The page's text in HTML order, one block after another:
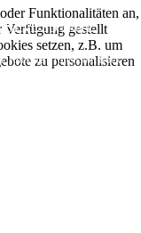
| Rock
Rock als Profession. Rock
Feeling, raue Töne,
eine eigene Note. Vier
Funktionalitäten an,
gestellt
setzen, z.B. um
zu personalisieren